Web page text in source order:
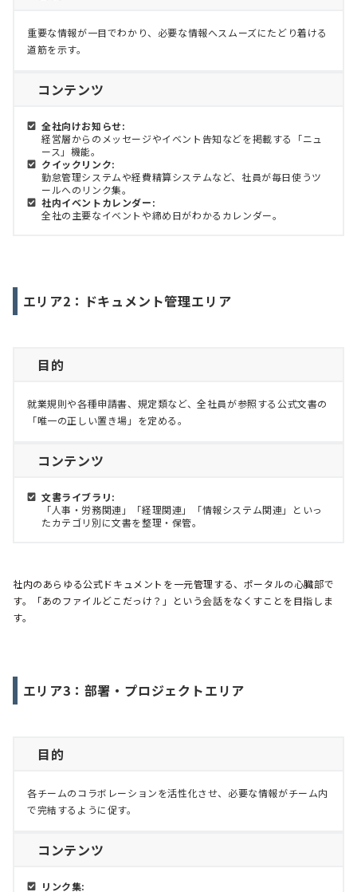
重要な情報が一目でわかり、必要な情報へスムーズにたどり着ける
道筋を示す。
コンテンツ
全社向けお知らせ:
経営層からのメッセージやイベント告知などを掲載する「ニュ
ース」機能。
クイックリンク:
勤怠管理システムや経費精算システムなど、社員が毎日使うツ
ールへのリンク集。
社内イベントカレンダー:
全社の主要なイベントや締め日がわかるカレンダー。
エリア2：ドキュメント管理エリア
目的
就業規則や各種申請書、規定類など、全社員が参照する公式文書の
「唯一の正しい置き場」を定める。
コンテンツ
文書ライブラリ:
「人事・労務関連」「経理関連」「情報システム関連」といっ
たカテゴリ別に文書を整理・保管。
社内のあらゆる公式ドキュメントを一元管理する、ポータルの心臓部で
す。「あのファイルどこだっけ？」という会話をなくすことを目指しま
す。
エリア3：部署・プロジェクトエリア
目的
各チームのコラボレーションを活性化させ、必要な情報がチーム内
で完結するように促す。
コンテンツ
リンク集: